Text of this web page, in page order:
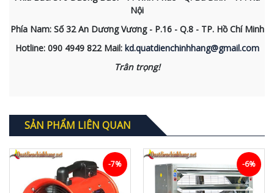
Nội
Phía Nam: Số 32 An Dương Vương - P.16 - Q.8 - TP. Hồ Chí Minh
Hotline: 090 4949 822Mail: kd.quatdienchinhhang@gmail.com
Trân trọng!
SẢN PHẨM LIÊN QUAN
-7% -6%